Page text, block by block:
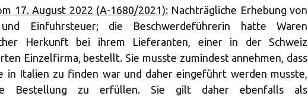
17. August 2022 (A-1680/2021):Nachträgliche Erhebung von
Einfuhrsteuer; die Beschwerdeführerin hatte Waren
Herkunft bei ihrem Lieferanten, einer in der Schweiz
Einzelfirma, bestellt. Sie musste zumindest annehmen, dass
in Italien zu finden war und daher eingeführt werden musste,
Bestellung zu erfüllen. Sie gilt daher ebenfalls als